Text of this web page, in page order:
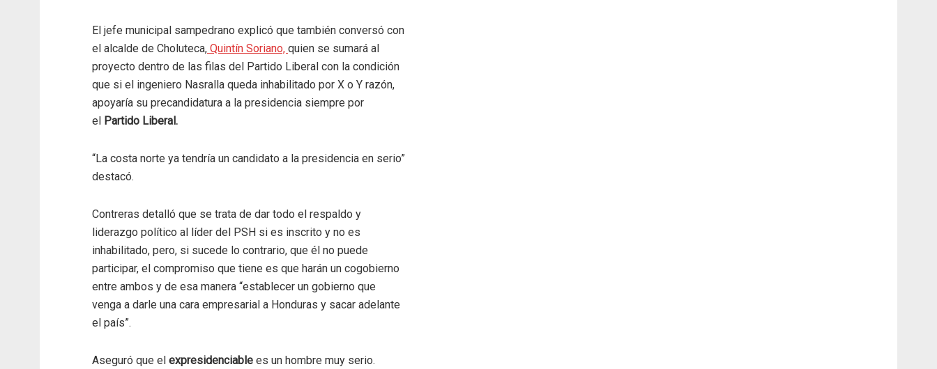
El jefe municipal sampedrano explicó que también conversó con
el alcalde de Choluteca, Quintín Soriano, quien se sumará al
proyecto dentro de las filas del Partido Liberal con la condición
que si el ingeniero Nasralla queda inhabilitado por X o Y razón,
apoyaría su precandidatura a la presidencia siempre por
el Partido Liberal.
“La costa norte ya tendría un candidato a la presidencia en serio”
destacó.
Contreras detalló que se trata de dar todo el respaldo y
liderazgo político al líder del PSH si es inscrito y no es
inhabilitado, pero, si sucede lo contrario, que él no puede
participar, el compromiso que tiene es que harán un cogobierno
entre ambos y de esa manera “establecer un gobierno que
venga a darle una cara empresarial a Honduras y sacar adelante
el país”.
Aseguró que el expresidenciable es un hombre muy serio.